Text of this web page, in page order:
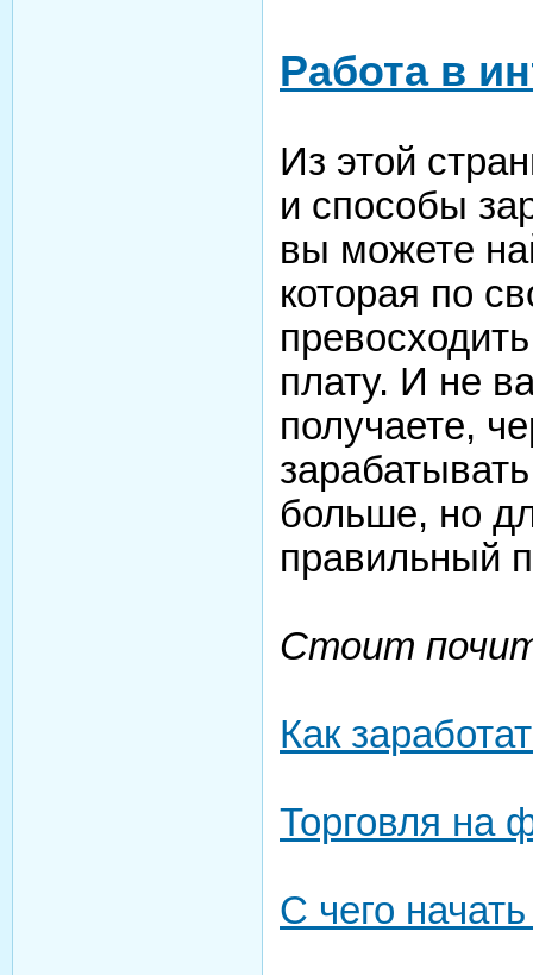
Работа в
Из этой
и способы
вы можете
которая по
плату. И не
получаете,
больше, но
правильный
Стоит
Как
Торговля на
С чего